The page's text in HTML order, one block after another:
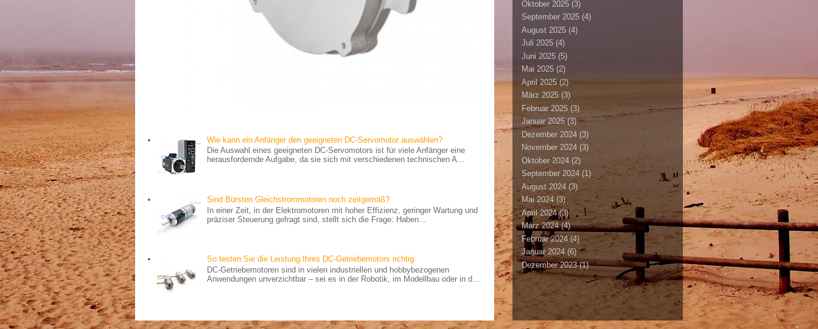
Wie kann ein Anfänger den geeigneten DC-Servomotor auswählen?
Die Auswahl eines geeigneten DC-Servomotors ist für viele Anfänger eine
herausfordernde Aufgabe, da sie sich mit verschiedenen technischen A...
Sind Bürsten Gleichstrommotoren noch zeitgemäß?
In einer Zeit, in der Elektromotoren mit hoher Effizienz, geringer Wartung und
präziser Steuerung gefragt sind, stellt sich die Frage: Haben...
So testen Sie die Leistung Ihres DC-Getriebemotors richtig
DC-Getriebemotoren sind in vielen industriellen und hobbybezogenen
Anwendungen unverzichtbar – sei es in der Robotik, im Modellbau oder in d...
Oktober 2025 (3)
September 2025 (4)
August 2025 (4)
Juli 2025 (4)
Juni 2025 (5)
Mai 2025 (2)
April 2025 (2)
März 2025 (3)
Februar 2025 (3)
Januar 2025(3)
Dezember 2024 (3)
November 2024 (3)
Oktober 2024 (2)
September 2024 (1)
August 2024 (3)
Mai 2024 (3)
April 2024(3)
März 2024(4)
Februar 2024 (4)
Januar 2024 (6)
Dezember 2023(1)